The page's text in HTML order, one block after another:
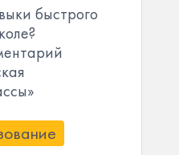
быстрого